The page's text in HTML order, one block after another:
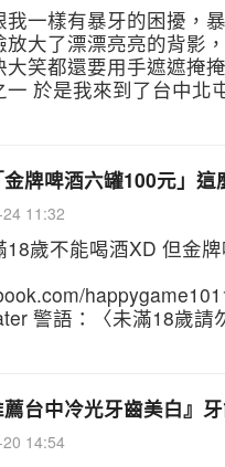
一樣有暴牙的困擾，
大了漂漂亮亮的背影
大笑都還要用手遮遮掩
於是我來到了台中北
牌啤酒六罐100元」這
11:32
歲不能喝酒XD 但金
警語：〈未滿18歲請
台中冷光牙齒美白』
14:54